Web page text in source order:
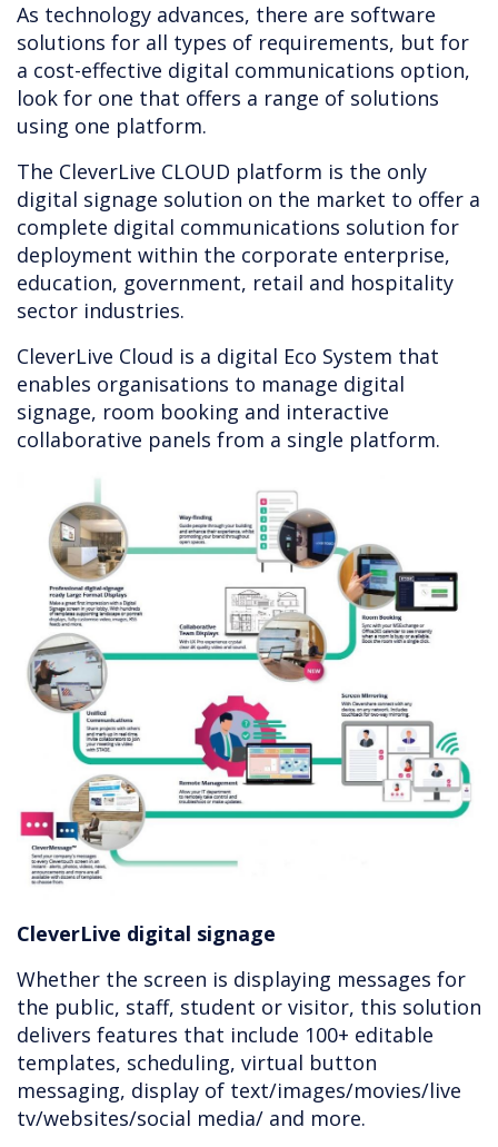
As technology advances, there are software
solutions for all types of requirements, but for
a cost-effective digital communications option,
look for one that offers a range of solutions
using one platform.
The CleverLive CLOUD platform is the only
digital signage solution on the market to offer a
complete digital communications solution for
deployment within the corporate enterprise,
education, government, retail and hospitality
sector industries.
CleverLive Cloud is a digital Eco System that
enables organisations to manage digital
signage, room booking and interactive
collaborative panels from a single platform.
CleverLive digital signage
Whether the screen is displaying messages for
the public, staff, student or visitor, this solution
delivers features that include 100+ editable
templates, scheduling, virtual button
messaging, display of text/images/movies/live
tv/websites/social media/ and more.